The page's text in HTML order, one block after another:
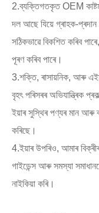
2.ব্যক্তিগতকৃত OEM
দল আছে যিয়ে গ্ৰাহক-
সঠিকভাৱে বিকশিত কৰিব
পূৰণ কৰিব পাৰে।
3.শক্তি, ৰাসায়নিক, আৰু
বৃহৎ পৰিসৰৰ অভিযান্ত্ৰিক
ইয়াৰ সুস্থিৰ পণ্যৰ মান আৰু
কৰিছে।
4.ইয়াৰ উপৰিও, আমাৰ
গাইডেন্স আৰু সমস্যা
নাইকিয়া কৰি।